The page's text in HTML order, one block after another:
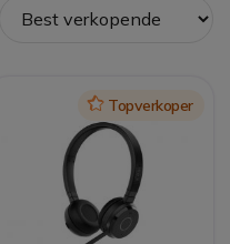
IconTopverkoper